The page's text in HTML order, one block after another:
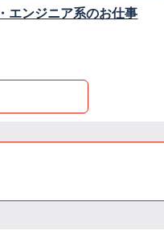
エンジニア系のお仕事